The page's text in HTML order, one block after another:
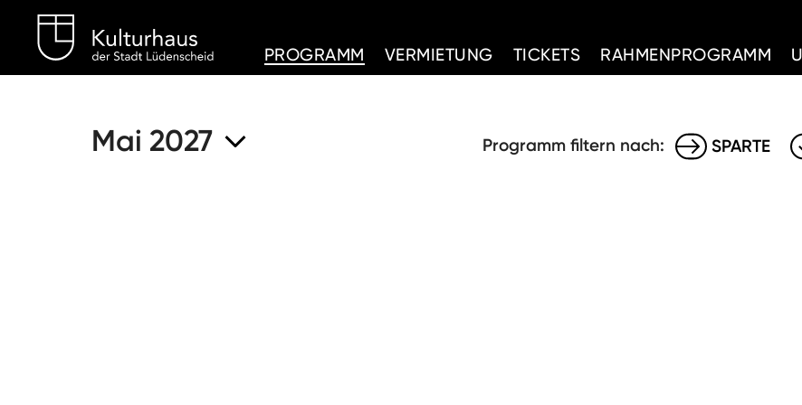
PROGRAMM
VERMIETUNG TICKETS RAHMENPROGRAMM
Mai 2027 Programm filtern nach: SPARTE